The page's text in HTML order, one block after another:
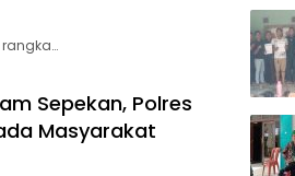
rangka…
Sepekan, Polres
Masyarakat